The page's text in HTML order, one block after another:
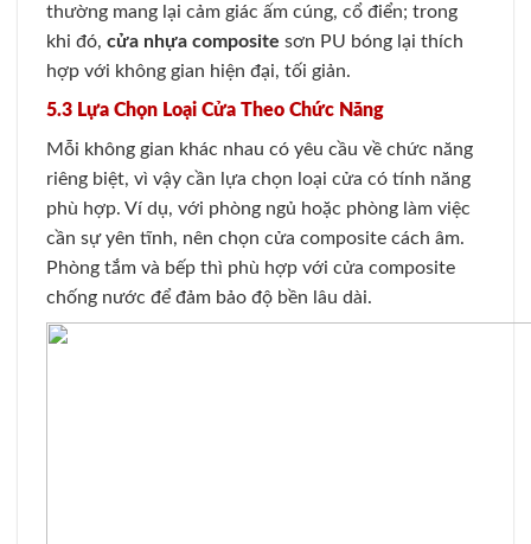
thường mang lại cảm giác ấm cúng, cổ điển; trong
khi đó, cửa nhựa composite sơn PU bóng lại thích
hợp với không gian hiện đại, tối giản.
5.3 Lựa Chọn Loại Cửa Theo Chức Năng
Mỗi không gian khác nhau có yêu cầu về chức năng
riêng biệt, vì vậy cần lựa chọn loại cửa có tính năng
phù hợp. Ví dụ, với phòng ngủ hoặc phòng làm việc
cần sự yên tĩnh, nên chọn cửa composite cách âm.
Phòng tắm và bếp thì phù hợp với cửa composite
chống nước để đảm bảo độ bền lâu dài.